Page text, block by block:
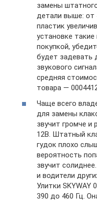
замены
детали выше: от
пластик
установке
покупкой,
будет задевать
звукового
средняя
товара —
Чаще всего
для замены
звучит громче
12В. Штатный
гудок плохо
вероятность
звучит
и водители
Улитки
390 до 460 Гц.